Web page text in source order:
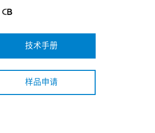
技术手册
样品申请